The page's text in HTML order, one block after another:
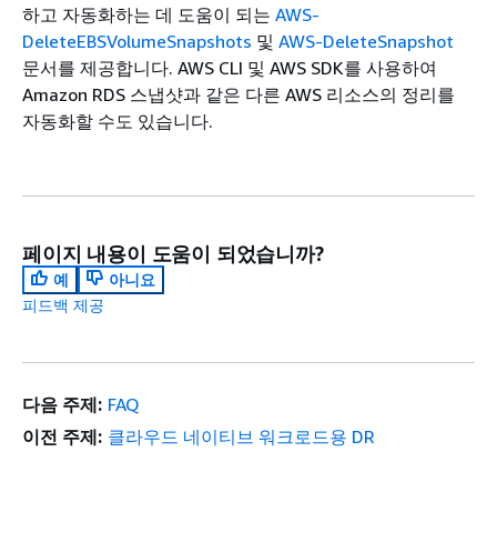
하고 자동화하는 데 도움이 되는 AWS-
DeleteEBSVolumeSnapshots 및 AWS-DeleteSnapshot
문서를 제공합니다. AWS CLI 및 AWS SDK를 사용하여
Amazon RDS 스냅샷과 같은 다른 AWS 리소스의 정리를
자동화할 수도 있습니다.
페이지 내용이 도움이 되었습니까?
예
아니요
피드백 제공
다음 주제: FAQ
이전 주제: 클라우드 네이티브 워크로드용 DR